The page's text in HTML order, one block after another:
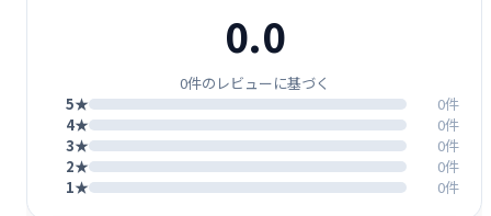
0.0
0件のレビューに基づく
5★
0件
4★
0件
3★
0件
2★
0件
1★
0件